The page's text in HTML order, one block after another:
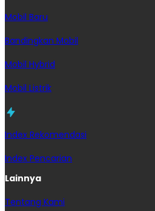
Mobil Baru
Bandingkan Mobil
Mobil Hybrid
Mobil Listrik
Index Rekomendasi
Index Pencarian
Lainnya
Tentang Kami